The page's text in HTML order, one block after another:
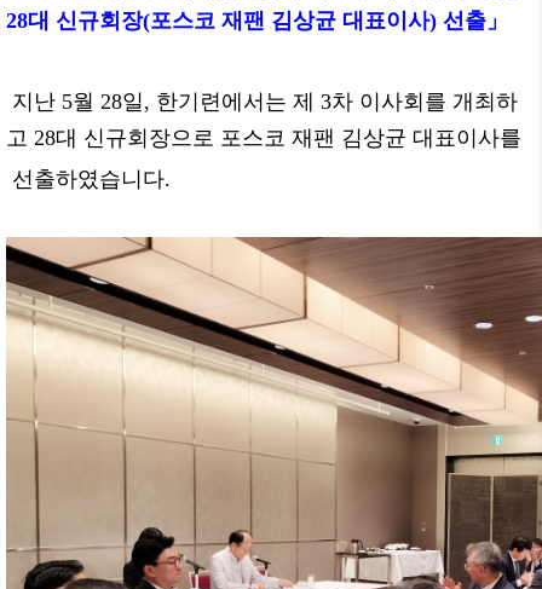
28대 신규회장(포스코 재팬 김상균 대표이사) 선출」
지난 5월 28일, 한기련에서는 제 3차 이사회를 개최하
고 28대 신규회장으로 포스코 재팬 김상균 대표이사를
선출하였습니다.